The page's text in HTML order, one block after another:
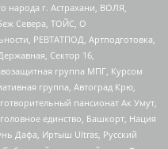
г. Астрахани, ВОЛЯ,
Севера, ТОЙС, О
РЕВТАТПОД, Артподготовка,
Сектор 16,
группа МПГ, Курсом
группа, Автоград Крю,
пансионат Ак Умут,
единство, Башкорт, Нация
Дафа, Иртыш Ultras, Русский